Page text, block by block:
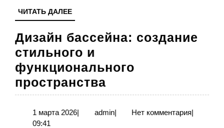
ЧИТАТЬ ДАЛЕЕЧИТАТЬ
ДАЛЕЕ
Дизайн бассейна: создание
стильного и
функционального
пространства
бассейна:
создание
1 марта 20261| adminadmin
| Нет комментария|
09:41